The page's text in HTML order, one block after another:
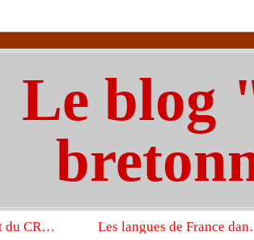
Le blog
Un colloque inédit du CRBC sur les victimes de l’année 1944 Les langues de France